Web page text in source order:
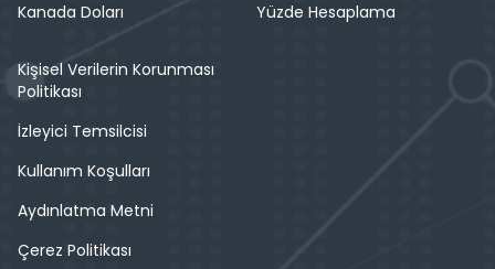
Kanada Doları
Yüzde Hesaplama
Kişisel Verilerin Korunması
Politikası
İzleyici Temsilcisi
Kullanım Koşulları
Aydınlatma Metni
Çerez Politikası